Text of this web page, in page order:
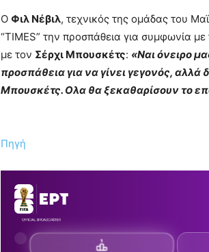
Ο Φιλ Νέβιλ, τεχνικός της ομάδας του
“TIMES” την προσπάθεια για συμφωνία με
με τον Σέρχι Μπουσκέτς: «Ναι όνειρο
προσπάθεια για να γίνει γεγονός, αλλά
Μπουσκέτς. Ολα θα ξεκαθαρίσουν το
Πηγή